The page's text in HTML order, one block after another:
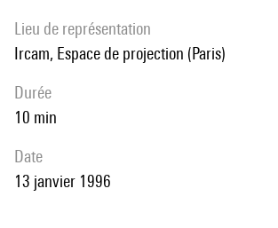
Lieu de représentation
Ircam, Espace de projection (Paris)
durée
10 min
date
13 janvier 1996